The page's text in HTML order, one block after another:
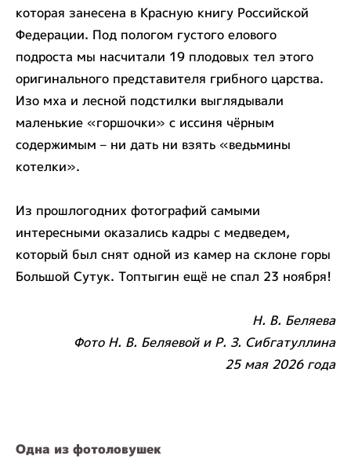
которая занесена в Красную книгу Российской
Федерации. Под пологом густого елового
подроста мы насчитали 19 плодовых тел этого
оригинального представителя грибного царства.
Изо мха и лесной подстилки выглядывали
маленькие «горшочки» с иссиня чёрным
содержимым – ни дать ни взять «ведьмины
котелки».
Из прошлогодних фотографий самыми
интересными оказались кадры с медведем,
который был снят одной из камер на склоне горы
Большой Сутук. Топтыгин ещё не спал 23 ноября!
Н. В. Беляева
Фото Н. В. Беляевой и Р. З. Сибгатуллина
25 мая 2026 года
Одна из фотоловушек